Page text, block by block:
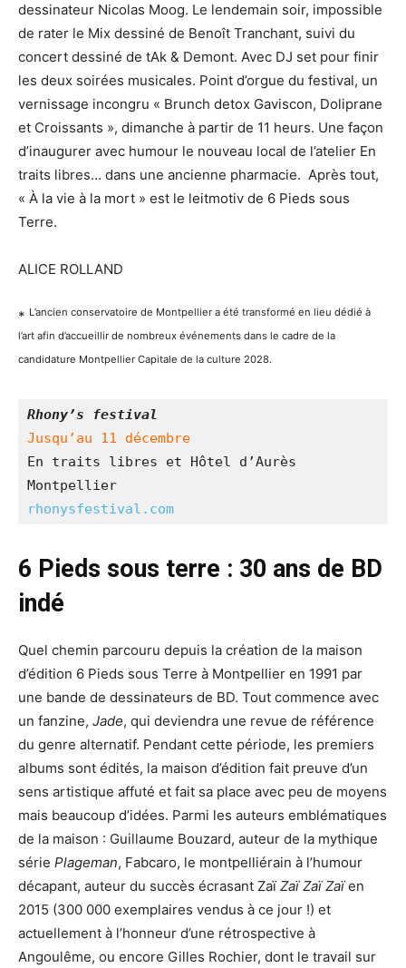
dessinateur Nicolas Moog. Le lendemain soir, impossible
de rater le Mix dessiné de Benoît Tranchant, suivi du
concert dessiné de tAk & Demont. Avec DJ set pour finir
les deux soirées musicales. Point d’orgue du festival, un
vernissage incongru « Brunch detox Gaviscon, Doliprane
et Croissants », dimanche à partir de 11 heurs. Une façon
d’inaugurer avec humour le nouveau local de l’atelier En
traits libres… dans une ancienne pharmacie. Après tout,
« À la vie à la mort » est le leitmotiv de 6 Pieds sous
Terre.
ALICE ROLLAND
* L’ancien conservatoire de Montpellier a été transformé en lieu dédié à
l’art afin d’accueillir de nombreux événements dans le cadre de la
candidature Montpellier Capitale de la culture 2028.
Jusqu’au 11 décembre
En traits libres et Hôtel d’Aurès
rhonysfestival.com
6 Pieds sous terre : 30 ans de BD
indé
Quel chemin parcouru depuis la création de la maison
d’édition 6 Pieds sous Terre à Montpellier en 1991 par
une bande de dessinateurs de BD. Tout commence avec
un fanzine, Jade, qui deviendra une revue de référence
du genre alternatif. Pendant cette période, les premiers
albums sont édités, la maison d’édition fait preuve d’un
sens artistique affuté et fait sa place avec peu de moyens
mais beaucoup d’idées. Parmi les auteurs emblématiques
de la maison : Guillaume Bouzard, auteur de la mythique
série Plageman, Fabcaro, le montpelliérain à l’humour
décapant, auteur du succès écrasant Zaï Zaï Zaï Zaïen
2015 (300 000 exemplaires vendus à ce jour !) et
actuellement à l’honneur d’une rétrospective à
Angoulême, ou encore Gilles Rochier, dont le travail sur